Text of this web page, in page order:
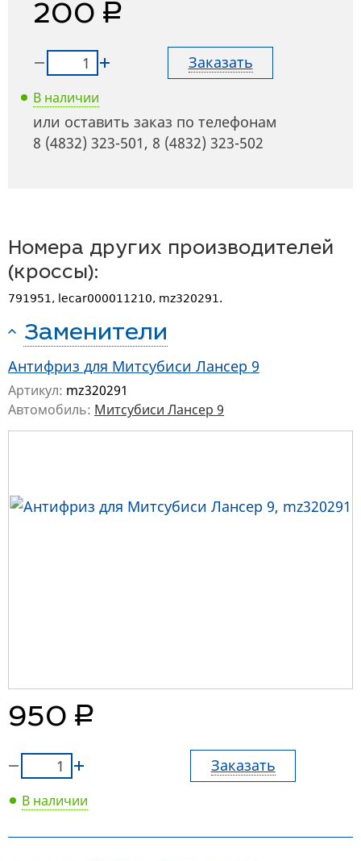
200 руб.
Заказать
В наличии
или оставить заказ по телефонам
8 (4832) 323-501, 8 (4832) 323-502
Номера других производителей
(кроссы):
791951, lecar000011210, mz320291.
Заменители
Антифриз для Митсубиси Лансер 9
Артикул: mz320291
Автомобиль: Митсубиси Лансер 9
950 руб.
Заказать
В наличии